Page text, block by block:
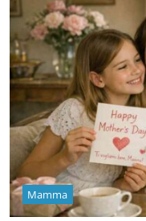
Mamma